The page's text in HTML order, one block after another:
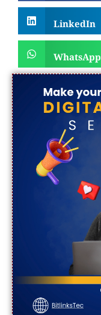
LinkedIn
WhatsApp